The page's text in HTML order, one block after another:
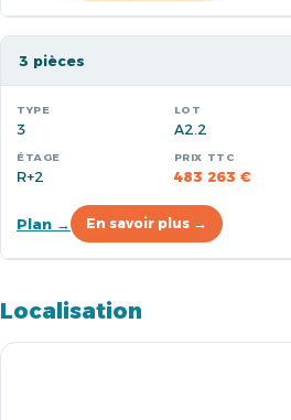
3 pièces
3 A2.2
R+2 483 263 €
Plan → En savoir plus →
Localisation